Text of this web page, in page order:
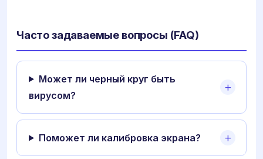
Часто задаваемые вопросы (FAQ)
Может ли черный круг быть
вирусом?
Поможет ли калибровка экрана?